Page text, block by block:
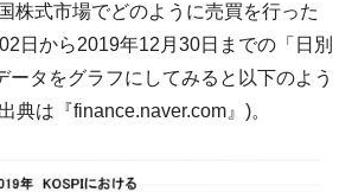
米国大使スティールが着韓！⇒ さっそ
出て行け！」「極右勢力」のプラカー
米勢力」
⇒ だから無理だってば。
株式市場でどのように売買を行った
日から2019年12月30日までの「日別
ータをグラフにしてみると以下のよう
典は『finance.naver.com』)。